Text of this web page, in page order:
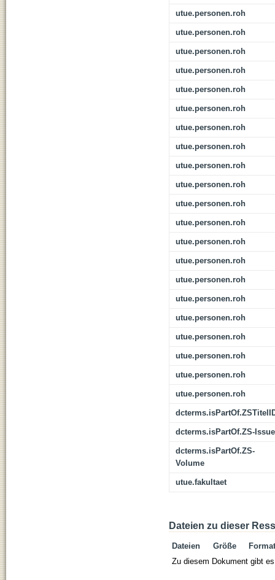
utue.personen.roh
utue.personen.roh
utue.personen.roh
utue.personen.roh
utue.personen.roh
utue.personen.roh
utue.personen.roh
utue.personen.roh
utue.personen.roh
utue.personen.roh
utue.personen.roh
utue.personen.roh
utue.personen.roh
utue.personen.roh
utue.personen.roh
utue.personen.roh
utue.personen.roh
utue.personen.roh
utue.personen.roh
utue.personen.roh
utue.personen.roh
dcterms.isPartOf.ZS-Issue
dcterms.isPartOf.ZS-
Volume
utue.fakultaet
Dateien zu dieser
Dateien Größe
Format
Zu diesem Dokument gibt